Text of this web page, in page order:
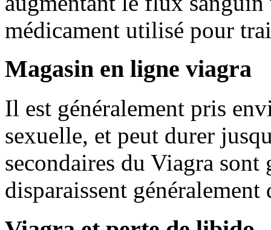
médicament utilisé pour
Magasin en ligne viagra
Il est généralement pris
sexuelle, et peut durer
secondaires du Viagra sont
disparaissent généralement